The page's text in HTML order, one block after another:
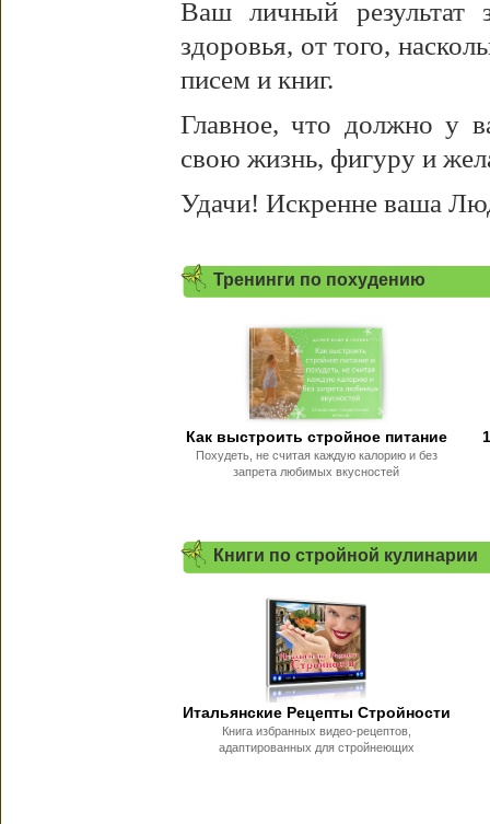
Ваш личный результат
здоровья, от того,
писем и книг.
Главное, что должно у
свою жизнь, фигуру и
Удачи! Искренне ваша
Тренинги по похудению
Как выстроить стройное питание
Похудеть, не считая каждую калорию и без
запрета любимых вкусностей
Книги по стройной кулинарии
Итальянские Рецепты Стройности
Книга избранных видео-рецептов,
адаптированных для стройнеющих